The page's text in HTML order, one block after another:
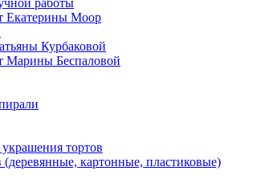
работы
Екатерины Моор
Курбаковой
Марины Беспаловой
тортов
картонные, пластиковые)